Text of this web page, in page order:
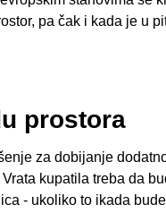
pa čak i kada je u
prostora
za dobijanje
kupatila treba da
- ukoliko to ikada